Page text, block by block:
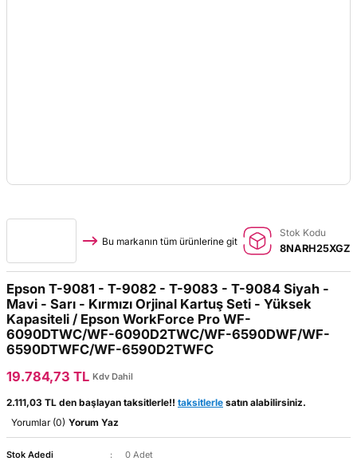
Bu markanın tüm ürünlerine git
Stok Kodu
8NARH25XGZ
Epson T-9081 - T-9082 - T-9083 - T-9084 Siyah -
Mavi - Sarı - Kırmızı Orjinal Kartuş Seti - Yüksek
Kapasiteli / Epson WorkForce Pro WF-
6090DTWC/WF-6090D2TWC/WF-6590DWF/WF-
6590DTWFC/WF-6590D2TWFC
19.784,73 TL Kdv Dahil
2.111,03 TL den başlayan taksitlerle!! taksitlerle satın alabilirsiniz.
Yorumlar (0) Yorum Yaz
Stok Adedi
0 Adet